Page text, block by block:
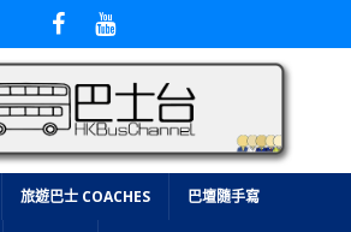
旅遊巴士 COACHES 巴壇隨手寫